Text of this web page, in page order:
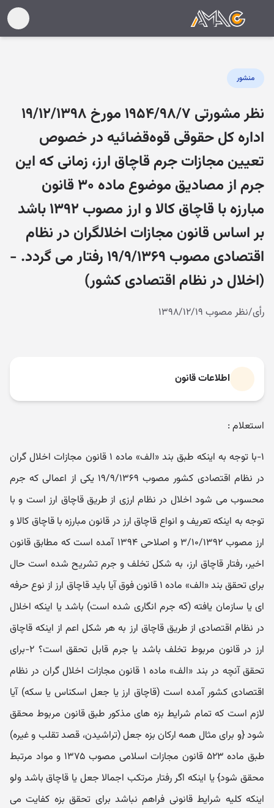
منشور
نظر مشورتی ۱۹۵۴/۹۸/۷ مورخ ۱۹/۱۲/۱۳۹۸
اداره کل حقوقی قوه‌قضائیه در خصوص
تعیین مجازات جرم قاچاق ارز، زمانی که این
جرم از مصادیق موضوع ماده ۳۰ قانون
مبارزه با قاچاق کالا و ارز مصوب ۱۳۹۲ باشد
بر اساس قانون مجازات اخلالگران در نظام
اقتصادی مصوب ۱۹/۹/۱۳۶۹ رفتار می گردد. -
(اخلال در نظام اقتصادی کشور)
رأی/نظر مصوب ۱۳۹۸/۱۲/۱۹
اطلاعات قانون
استعلام :
۱-با توجه به اینکه طبق بند «الف» ماده ۱ قانون مجازات اخلال گران
در نظام اقتصادی کشور مصوب ۱۹/۹/۱۳۶۹ یکی از اعمالی که جرم
محسوب می شود اخلال در نظام ارزی از طریق قاچاق ارز است و با
توجه به اینکه تعریف و انواع قاچاق ارز در قانون مبارزه با قاچاق کالا و
ارز مصوب ۳/۱۰/۱۳۹۲ و اصلاحی ۱۳۹۴ آمده است که مطابق قانون
اخیر، رفتار قاچاق ارز، به شکل تخلف و جرم تشریح شده است حال
برای تحقق بند «الف» ماده ۱ قانون فوق آیا باید قاچاق ارز از نوع حرفه
ای یا سازمان یافته (که جرم انگاری شده است) باشد یا اینکه اخلال
در نظام اقتصادی از طریق قاچاق ارز به هر شکل اعم از اینکه قاچاق
ارز در قانون مربوط تخلف باشد یا جرم قابل تحقق است؟ ۲-برای
تحقق آنچه در بند «الف» ماده ۱ قانون مجازات اخلال گران در نظام
اقتصادی کشور آمده است (قاچاق ارز یا جعل اسکناس یا سکه) آیا
لازم است که تمام شرایط بزه های مذکور طبق قانون مربوط محقق
شود {و برای مثال همه ارکان بزه جعل (تراشیدن، قصد تقلب و غیره)
طبق ماده ۵۲۳ قانون مجازات اسلامی مصوب ۱۳۷۵ و مواد مرتبط
محقق شود} یا اینکه اگر رفتار مرتکب اجمالا جعل یا قاچاق باشد ولو
اینکه کلیه شرایط قانونی فراهم نباشد برای تحقق بزه کفایت می